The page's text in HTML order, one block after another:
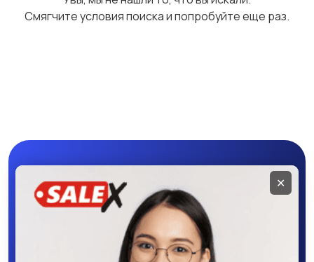
запчасти
Смягчите условия поиска и попробуйте еще раз.
Мобильное
приложение
✕